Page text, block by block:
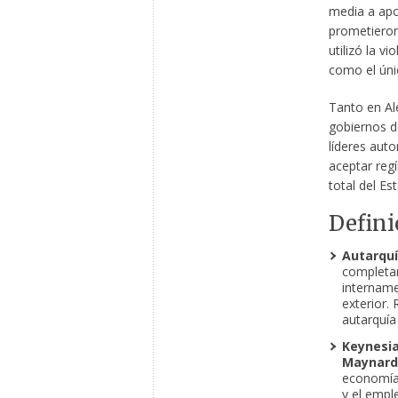
media a
utilizó la
como el
Tanto en
gobiernos
líderes
aceptar
total del
exterior.
y el